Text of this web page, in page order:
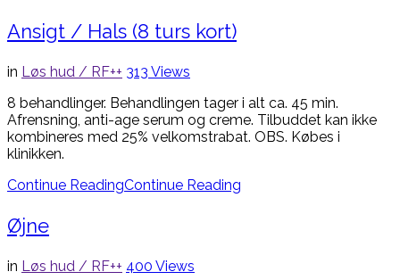
Ansigt / Hals (8 turs kort)
in Løs hud / RF++ 313 Views
8 behandlinger. Behandlingen tager i alt ca. 45 min.
Afrensning, anti-age serum og creme. Tilbuddet kan ikke
kombineres med 25% velkomstrabat. OBS. Købes i
klinikken.
Continue ReadingContinue Reading
Øjne
in Løs hud / RF++ 400 Views